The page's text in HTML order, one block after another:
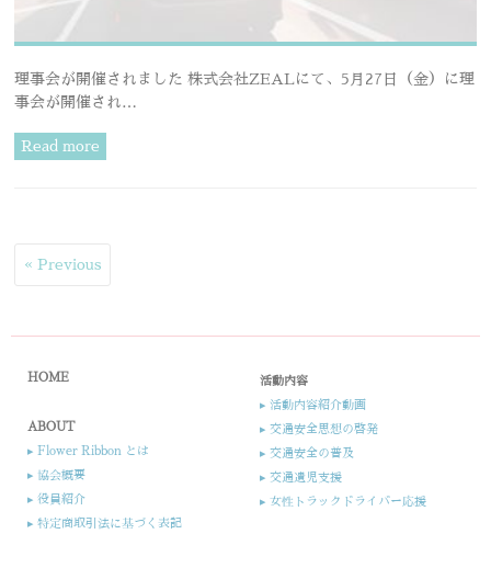
理事会が開催されました 株式会社ZEALにて、5月27日（金）に理
事会が開催され…
Read more
« Previous
HOME
ABOUT
▸ Flower Ribbon とは
▸ 協会概要
▸ 役員紹介​​
▸ 特定商取引法に基づく表記
活動内容
▸ 活動内容紹介動画
▸ 交通安全思想の啓発
▸ 交通安全の普及
▸ 交通遺児支援​
▸ 女性トラックドライバー応援​